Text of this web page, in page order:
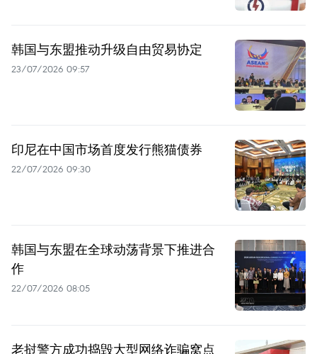
韩国与东盟推动升级自由贸易协定
23/07/2026 09:57
印尼在中国市场首度发行熊猫债券
22/07/2026 09:30
韩国与东盟在全球动荡背景下推进合
作
22/07/2026 08:05
老挝警方成功捣毁大型网络诈骗窝点